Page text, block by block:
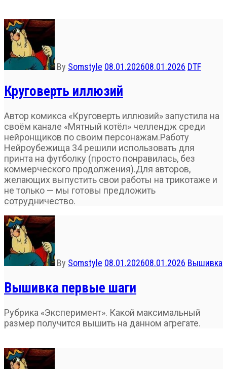
By Somstyle 08.01.202608.01.2026 DTF
Круговерть иллюзий
Автор комикса «Круговерть иллюзий» запустила на
своём канале «Мятный котёл» челлендж среди
нейронщиков по своим персонажам.Работу
Нейроубежища 34 решили использовать для
принта на футболку (просто понравилась, без
коммерческого продолжения).Для авторов,
желающих выпустить свои работы на трикотаже и
не только — мы готовы предложить
сотрудничество.
By Somstyle 08.01.202608.01.2026 Вышивка
Вышивка первые шаги
Рубрика «Эксперимент». Какой максимальный
размер получится вышить на данном агрегате.